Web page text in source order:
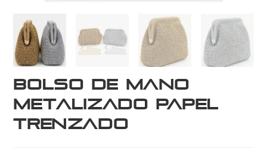
Bolso de Mano
Metalizado Papel
Trenzado